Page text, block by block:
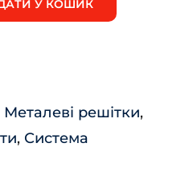
У КОШИК
Металеві решітки,
, Система